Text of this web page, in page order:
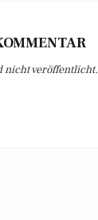
nicht veröffentlicht.